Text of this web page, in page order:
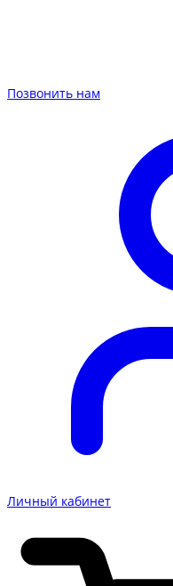
Позвонить нам
Личный кабинет